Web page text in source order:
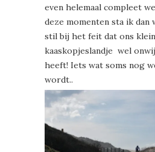
even helemaal compleet
deze momenten sta ik dan
stil bij het feit dat ons
kaaskopjeslandje wel
heeft! Iets wat soms nog
wordt..